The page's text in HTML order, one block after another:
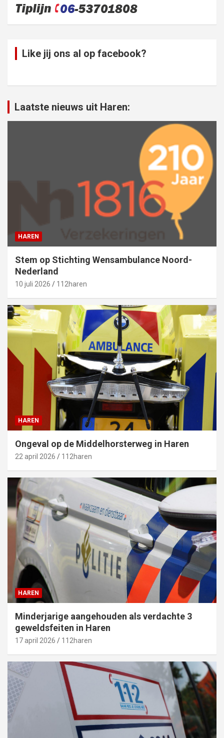
Like jij ons al op facebook?
Laatste nieuws uit Haren:
HAREN
Stem op Stichting Wensambulance Noord-
Nederland
10 juli 2026 112haren
HAREN
Ongeval op de Middelhorsterweg in Haren
22 april 2026 112haren
HAREN
Minderjarige aangehouden als verdachte 3
geweldsfeiten in Haren
17 april 2026 112haren